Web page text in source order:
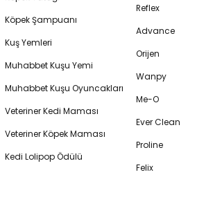
Köpek Şampuanı
Kuş Yemleri
Muhabbet Kuşu Yemi
Muhabbet Kuşu Oyuncakları
Veteriner Kedi Maması
Veteriner Köpek Maması
Kedi Lolipop Ödülü
Reflex
Advance
Orijen
Wanpy
Me-O
Ever Clean
Proline
Felix